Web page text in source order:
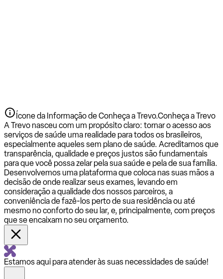
Ícone da Informação de Conheça a Trevo.Conheça a Trevo
A Trevo nasceu com um propósito claro: tornar o acesso aos
serviços de saúde uma realidade para todos os brasileiros,
especialmente aqueles sem plano de saúde. Acreditamos que
transparência, qualidade e preços justos são fundamentais
para que você possa zelar pela sua saúde e pela de sua família.
Desenvolvemos uma plataforma que coloca nas suas mãos a
decisão de onde realizar seus exames, levando em
consideração a qualidade dos nossos parceiros, a
conveniência de fazê-los perto de sua residência ou até
mesmo no conforto do seu lar, e, principalmente, com preços
que se encaixam no seu orçamento.
Estamos aqui para atender às suas necessidades de saúde!